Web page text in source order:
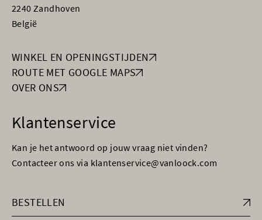
2240 Zandhoven
België
WINKEL EN OPENINGSTIJDEN
ROUTE MET GOOGLE MAPS
OVER ONS
Klantenservice
Kan je het antwoord op jouw vraag niet vinden?
Contacteer ons via klantenservice@vanloock.com
BESTELLEN